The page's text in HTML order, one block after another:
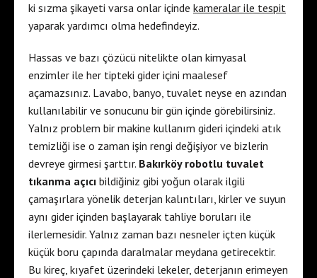
ki sızma şikayeti varsa onlar içinde kameralar ile tespit
yaparak yardımcı olma hedefindeyiz.
Hassas ve bazı çözücü nitelikte olan kimyasal
enzimler ile her tipteki gider içini maalesef
açamazsınız. Lavabo, banyo, tuvalet neyse en azından
kullanılabilir ve sonucunu bir gün içinde görebilirsiniz.
Yalnız problem bir makine kullanım gideri içindeki atık
temizliği ise o zaman işin rengi değişiyor ve bizlerin
devreye girmesi şarttır. Bakırköy robotlu tuvalet
tıkanma açıcı bildiğiniz gibi yoğun olarak ilgili
çamaşırlara yönelik deterjan kalıntıları, kirler ve suyun
aynı gider içinden başlayarak tahliye boruları ile
ilerlemesidir. Yalnız zaman bazı nesneler içten küçük
küçük boru çapında daralmalar meydana getirecektir.
Bu kireç, kıyafet üzerindeki lekeler, deterjanın erimeyen